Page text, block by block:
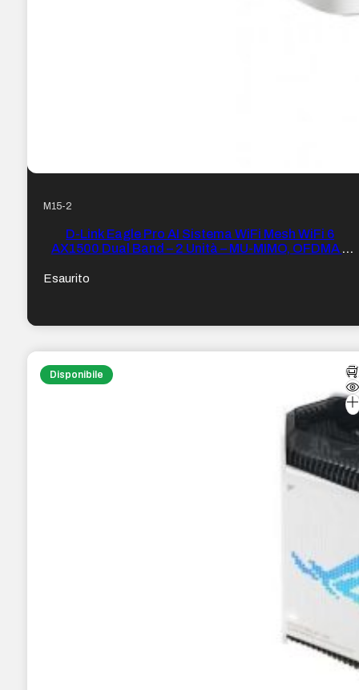
M15-2
D-Link Eagle Pro AI Sistema WiFi Mesh WiFi 6
AX1500 Dual Band – 2 Unità – MU-MIMO, OFDMA e
Esaurito
Disponibile